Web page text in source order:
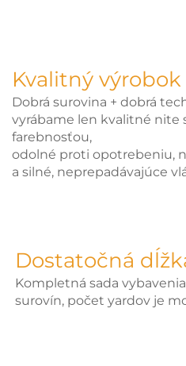
Kvalitný výrobok
Dobrá surovina + dobrá
vyrábame len kvalitné nite
farebnosťou,
odolné proti opotrebeniu,
a silné, neprepadávajúce
Dostatočná
Kompletná sada
surovín, počet yardov je